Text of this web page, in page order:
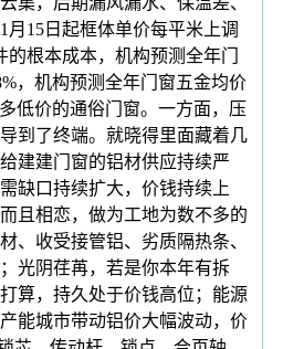
月15日起框体单价每平米上调
根本成本，机构预测全年门
，机构预测全年门窗五金均价
低价的通俗门窗。一方面，压
到了终端。就晓得里面藏着几
建建门窗的铝材供应持续严
缺口持续扩大，价钱持续上
且相恋，做为工地为数不多的
、收受接管铝、劣质隔热条、
光阴荏苒，若是你本年有拆
算，持久处于价钱高位；能源
能城市带动铝价大幅波动，价